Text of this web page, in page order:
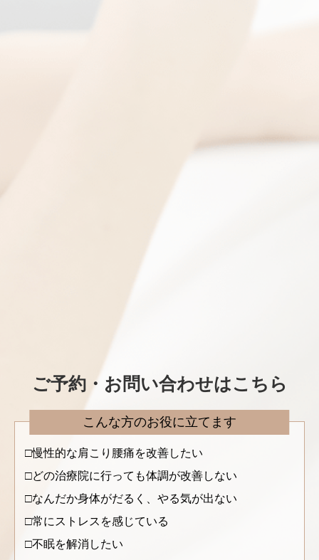
ご予約・お問い合わせはこちら
こんな方のお役に立てます
慢性的な肩こり腰痛を改善したい
どの治療院に行っても体調が改善しない
なんだか身体がだるく、やる気が出ない
常にストレスを感じている
不眠を解消したい